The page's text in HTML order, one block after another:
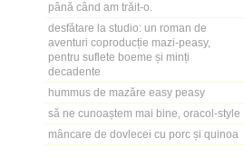
până când am trăit-o.
desfătare la studio: un roman de
aventuri coproducție mazi-peasy,
pentru suflete boeme și minți
decadente
hummus de mazăre easy peasy
să ne cunoaștem mai bine, oracol-style
mâncare de dovlecei cu porc și quinoa